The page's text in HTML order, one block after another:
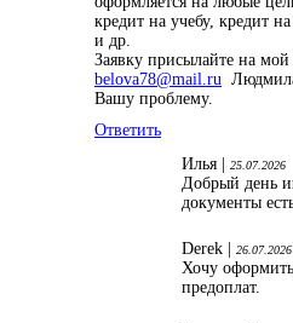
кредит на учебу, кредит
и др.
Заявку присылайте на
belova78@mail.ru
Вашу проблему.
Ответить
Илья |
25.07.2026
Добрый день
документы
Derek | 26.07.2026
Хочу
предоплат.